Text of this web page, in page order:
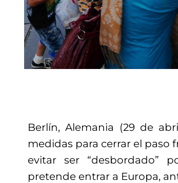
Berlín, Alemania (29 de
medidas para cerrar el paso
evitar ser “desbordado”
pretende entrar a Europa,